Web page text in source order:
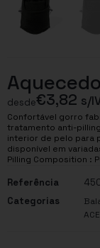
desde€3,82 s/
Confortável gorro
tratamento anti-
interior de pelo para
disponível em
Pilling Composition :
Referência
Categorias